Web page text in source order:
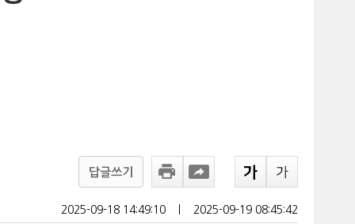
답글쓰기
2025-09-18 14:49:10 2025-09-19 08:45:42